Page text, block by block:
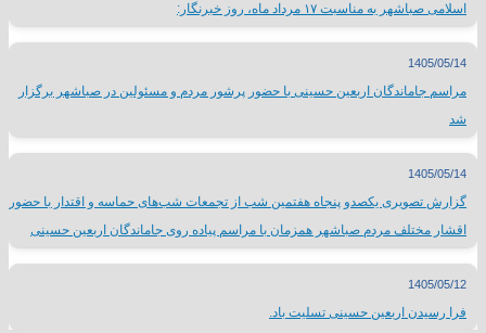
اسلامی صباشهر به مناسبت ۱۷ مرداد ماه، روز خبرنگار:
1405/05/14
مراسم جاماندگان اربعین حسینی با حضور پرشور مردم و مسئولین در صباشهر برگزار
شد
1405/05/14
گزارش تصویری یکصدو پنجاه هفتمین شب از تجمعات شب‌های حماسه و اقتدار با حضور
اقشار مختلف مردم صباشهر همزمان با مراسم پیاده روی جاماندگان اربعین حسینی
1405/05/12
فرا رسیدن اربعین حسینی تسلیت باد.